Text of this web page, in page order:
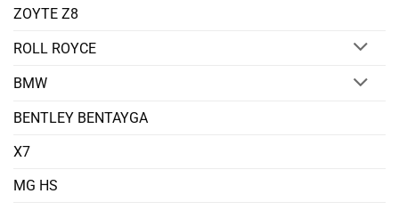
ZOYTE Z8
ROLL ROYCE
BMW
BENTLEY BENTAYGA
X7
MG HS